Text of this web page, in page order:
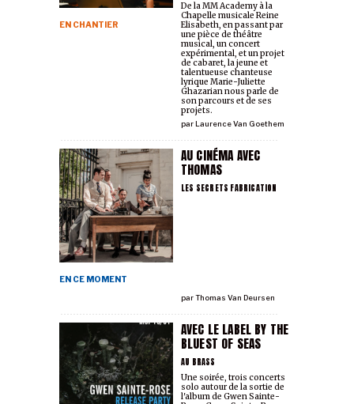
EN CHANTIER
par Laurence Van Goethem
De la MM Academy à la
Chapelle musicale Reine
Elisabeth, en passant par
une pièce de théâtre
musical, un concert
expérimental, et un projet
de cabaret, la jeune et
talentueuse chanteuse
lyrique Marie-Juliette
Ghazarian nous parle de
son parcours et de ses
projets.
AU CINÉMA AVEC
THOMAS
LES SECRETS FABRICATION
EN CE MOMENT
parThomas Van Deursen
AVEC LE LABEL BY THE
BLUEST OF SEAS
AU BRASS
Une soirée, trois concerts
solo autour de la sortie de
l'album de Gwen Sainte-